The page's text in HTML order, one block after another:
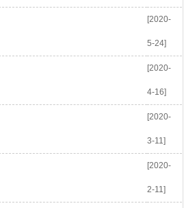
[2020-
5-24]
[2020-
4-16]
[2020-
3-11]
[2020-
2-11]